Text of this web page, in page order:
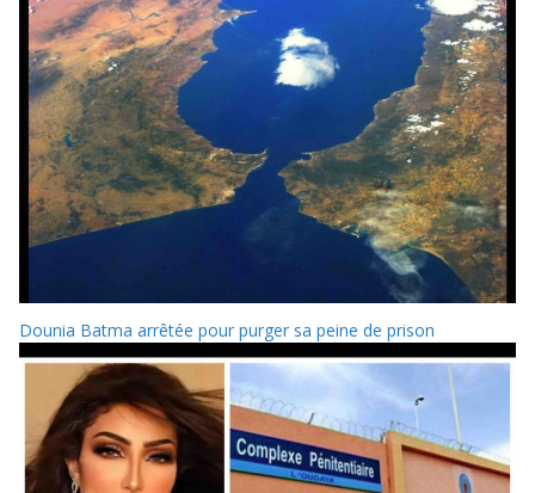
Dounia Batma arrêtée pour purger sa peine de prison